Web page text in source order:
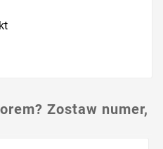
Zostaw numer,